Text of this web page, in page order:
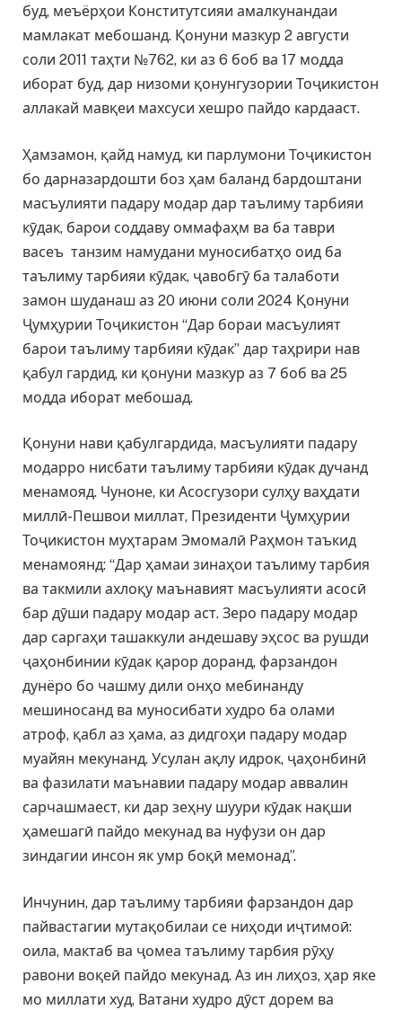
буд, меъёрҳои Конститутсияи амалкунандаи
мамлакат мебошанд. Қонуни мазкур 2 августи
соли 2011 таҳти №762, ки аз 6 боб ва 17 модда
иборат буд, дар низоми қонунгузории Тоҷикистон
аллакай мавқеи махсуси хешро пайдо кардааст.
Ҳамзамон, қайд намуд, ки парлумони Тоҷикистон
бо дарназардошти боз ҳам баланд бардоштани
масъулияти падару модар дар таълиму тарбияи
кӯдак, барои соддаву оммафаҳм ва ба таври
васеъ танзим намудани муносибатҳо оид ба
таълиму тарбияи кӯдак, ҷавобгӯ ба талаботи
замон шуданаш аз 20 июни соли 2024 Қонуни
Ҷумҳурии Тоҷикистон “Дар бораи масъулият
барои таълиму тарбияи кӯдак” дар таҳрири нав
қабул гардид, ки қонуни мазкур аз 7 боб ва 25
модда иборат мебошад.
Қонуни нави қабулгардида, масъулияти падару
модарро нисбати таълиму тарбияи кӯдак дучанд
менамояд. Чуноне, ки Асосгузори сулҳу ваҳдати
миллӣ-Пешвои миллат, Президенти Ҷумҳурии
Тоҷикистон муҳтарам Эмомалӣ Раҳмон таъкид
менамоянд: “Дар ҳамаи зинаҳои таълиму тарбия
ва такмили ахлоқу маънавият масъулияти асосӣ
бар дӯши падару модар аст. Зеро падару модар
дар саргаҳи ташаккули андешаву эҳсос ва рушди
ҷаҳонбинии кӯдак қарор доранд, фарзандон
дунёро бо чашму дили онҳо мебинанду
мешиносанд ва муносибати худро ба олами
атроф, қабл аз ҳама, аз дидгоҳи падару модар
муайян мекунанд. Усулан ақлу идрок, ҷаҳонбинӣ
ва фазилати маънавии падару модар аввалин
сарчашмаест, ки дар зеҳну шуури кӯдак нақши
ҳамешагӣ пайдо мекунад ва нуфузи он дар
зиндагии инсон як умр боқӣ мемонад”.
Инчунин, дар таълиму тарбияи фарзандон дар
пайвастагии мутақобилаи се ниҳоди иҷтимоӣ:
оила, мактаб ва ҷомеа таълиму тарбия рӯҳу
равони воқеӣ пайдо мекунад. Аз ин лиҳоз, ҳар яке
мо миллати худ, Ватани худро дӯст дорем ва